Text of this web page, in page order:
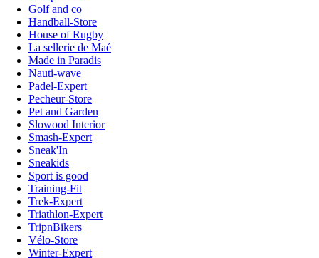
Golf and co
Handball-Store
House of Rugby
La sellerie de Maé
Made in Paradis
Nauti-wave
Padel-Expert
Pecheur-Store
Pet and Garden
Slowood Interior
Smash-Expert
Sneak'In
Sneakids
Sport is good
Training-Fit
Trek-Expert
Triathlon-Expert
TripnBikers
Vélo-Store
Winter-Expert